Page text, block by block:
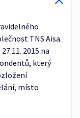
TNS Aisa.
2015 na
který
místo